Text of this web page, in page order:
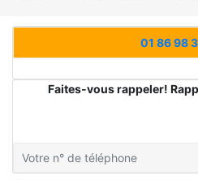
01 86 98
Faites-vous rappeler!